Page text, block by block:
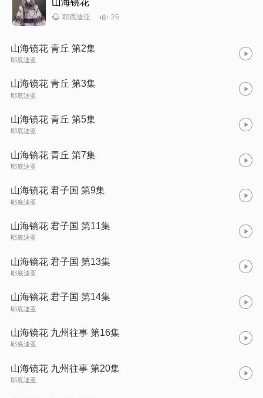
山海镜花
耶底迪亚 26
山海镜花 青丘 第2集
耶底迪亚
山海镜花 青丘 第3集
耶底迪亚
山海镜花 青丘 第5集
耶底迪亚
山海镜花 青丘 第7集
耶底迪亚
山海镜花 君子国 第9集
耶底迪亚
山海镜花 君子国 第11集
耶底迪亚
山海镜花 君子国 第13集
耶底迪亚
山海镜花 君子国 第14集
耶底迪亚
山海镜花 九州往事 第16集
耶底迪亚
山海镜花 九州往事 第20集
耶底迪亚